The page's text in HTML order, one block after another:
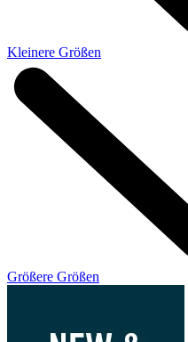
Kleinere Größen
Größere Größen